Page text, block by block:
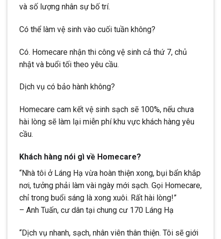
và số lượng nhân sự bố trí.
Có thể làm vệ sinh vào cuối tuần không?
Có. Homecare nhận thi công vệ sinh cả thứ 7, chủ
nhật và buổi tối theo yêu cầu.
Dịch vụ có bảo hành không?
Homecare cam kết vệ sinh sạch sẽ 100%, nếu chưa
hài lòng sẽ làm lại miễn phí khu vực khách hàng yêu
cầu.
Khách hàng nói gì về Homecare?
“Nhà tôi ở Láng Hạ vừa hoàn thiện xong, bụi bẩn khắp
nơi, tưởng phải làm vài ngày mới sạch. Gọi Homecare,
chỉ trong buổi sáng là xong xuôi. Rất hài lòng!”
– Anh Tuấn, cư dân tại chung cư 170 Láng Hạ
“Dịch vụ nhanh, sạch, nhân viên thân thiện. Tôi sẽ giới